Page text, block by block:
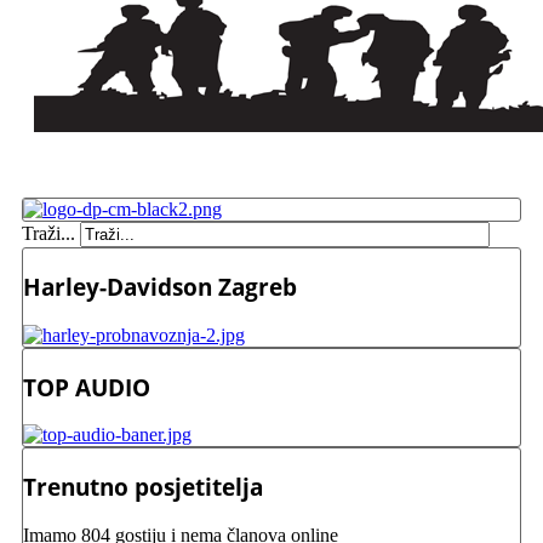
Traži...
Harley-Davidson Zagreb
TOP AUDIO
Trenutno posjetitelja
Imamo 804 gostiju i nema članova online